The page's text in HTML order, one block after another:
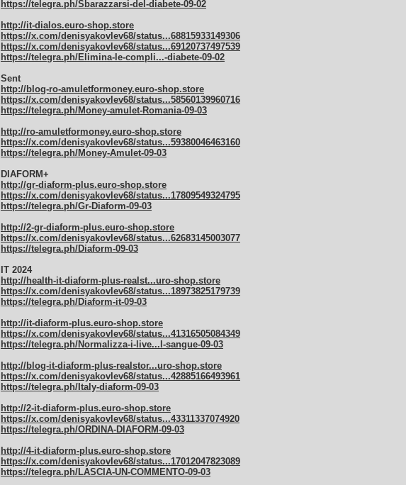
https://telegra.ph/Sbarazzarsi-del-diabete-09-02
http://it-dialos.euro-shop.store
https://x.com/denisyakovlev68/status...68815933149306
https://x.com/denisyakovlev68/status...69120737497539
https://telegra.ph/Elimina-le-compli...-diabete-09-02
Sent
http://blog-ro-amuletformoney.euro-shop.store
https://x.com/denisyakovlev68/status...58560139960716
https://telegra.ph/Money-amulet-Romania-09-03
http://ro-amuletformoney.euro-shop.store
https://x.com/denisyakovlev68/status...59380046463160
https://telegra.ph/Money-Amulet-09-03
DIAFORM+
http://gr-diaform-plus.euro-shop.store
https://x.com/denisyakovlev68/status...17809549324795
https://telegra.ph/Gr-Diaform-09-03
http://2-gr-diaform-plus.euro-shop.store
https://x.com/denisyakovlev68/status...62683145003077
https://telegra.ph/Diaform-09-03
IT 2024
http://health-it-diaform-plus-realst...uro-shop.store
https://x.com/denisyakovlev68/status...18973825179739
https://telegra.ph/Diaform-it-09-03
http://it-diaform-plus.euro-shop.store
https://x.com/denisyakovlev68/status...41316505084349
https://telegra.ph/Normalizza-i-live...l-sangue-09-03
http://blog-it-diaform-plus-realstor...uro-shop.store
https://x.com/denisyakovlev68/status...42885166493961
https://telegra.ph/Italy-diaform-09-03
http://2-it-diaform-plus.euro-shop.store
https://x.com/denisyakovlev68/status...43311337074920
https://telegra.ph/ORDINA-DIAFORM-09-03
http://4-it-diaform-plus.euro-shop.store
https://x.com/denisyakovlev68/status...17012047823089
https://telegra.ph/LASCIA-UN-COMMENTO-09-03